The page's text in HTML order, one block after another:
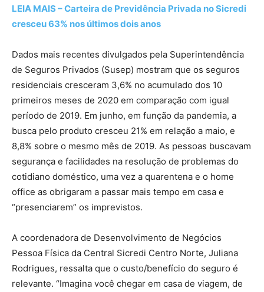
LEIA MAIS – Carteira de Previdência Privada no Sicredi
cresceu 63% nos últimos dois anos
Dados mais recentes divulgados pela Superintendência
de Seguros Privados (Susep) mostram que os seguros
residenciais cresceram 3,6% no acumulado dos 10
primeiros meses de 2020 em comparação com igual
período de 2019. Em junho, em função da pandemia, a
busca pelo produto cresceu 21% em relação a maio, e
8,8% sobre o mesmo mês de 2019. As pessoas buscavam
segurança e facilidades na resolução de problemas do
cotidiano doméstico, uma vez a quarentena e o home
office as obrigaram a passar mais tempo em casa e
“presenciarem” os imprevistos.
A coordenadora de Desenvolvimento de Negócios
Pessoa Física da Central Sicredi Centro Norte, Juliana
Rodrigues, ressalta que o custo/benefício do seguro é
relevante. “Imagina você chegar em casa de viagem, de